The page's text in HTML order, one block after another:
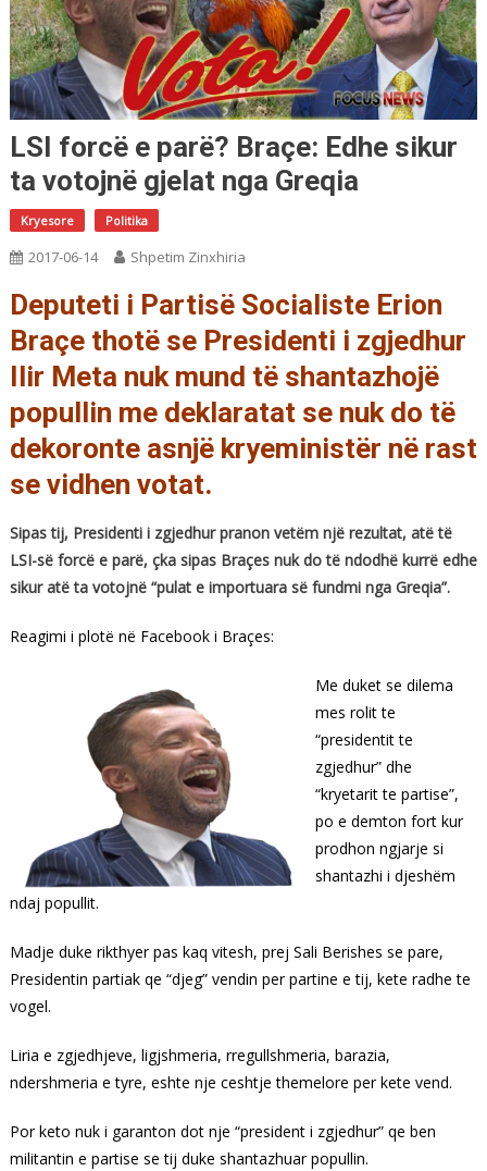
LSI forcë e parë? Braçe: Edhe sikur
ta votojnë gjelat nga Greqia
Kryesore Politika
2017-06-14 Shpetim Zinxhiria
Deputeti i Partisë Socialiste Erion
Braçe thotë se Presidenti i zgjedhur
Ilir Meta nuk mund të shantazhojë
popullin me deklaratat se nuk do të
dekoronte asnjë kryeministër në rast
se vidhen votat.
Sipas tij, Presidenti i zgjedhur pranon vetëm një rezultat, atë të
LSI-së forcë e parë, çka sipas Braçes nuk do të ndodhë kurrë edhe
sikur atë ta votojnë “pulat e importuara së fundmi nga Greqia”.
Reagimi i plotë në Facebook i Braçes:
Me duket se dilema
mes rolit te
“presidentit te
zgjedhur” dhe
“kryetarit te partise”,
po e demton fort kur
prodhon ngjarje si
shantazhi i djeshëm
ndaj popullit.
Madje duke rikthyer pas kaq vitesh, prej Sali Berishes se pare,
Presidentin partiak qe “djeg” vendin per partine e tij, kete radhe te
vogel.
Liria e zgjedhjeve, ligjshmeria, rregullshmeria, barazia,
ndershmeria e tyre, eshte nje ceshtje themelore per kete vend.
Por keto nuk i garanton dot nje “president i zgjedhur” qe ben
militantin e partise se tij duke shantazhuar popullin.